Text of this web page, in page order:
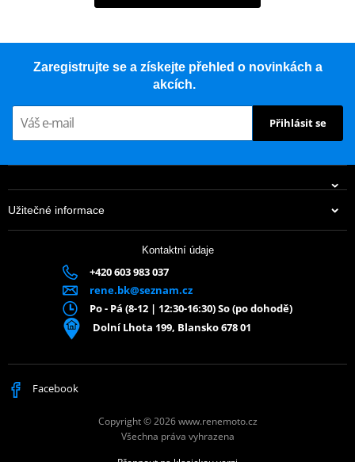
Zaregistrujte se a získejte přehled o novinkách a
akcích.
Přihlásit se
Užitečné informace
Kontaktní údaje
+420 603 983 037
rene.bk@seznam.cz
Po - Pá (8-12 | 12:30-16:30) So (po dohodě)
Dolní Lhota 199, Blansko 678 01
Facebook
Copyright © 2026 www.renemoto.cz
Všechna práva vyhrazena